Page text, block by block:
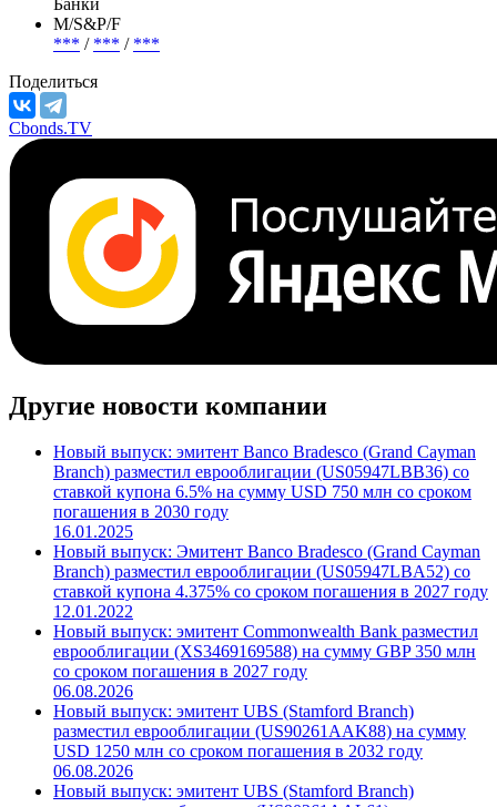
М/S&P/F
*** / *** / ***
Поделиться
Cbonds.TV
Другие новости компании
Новый выпуск: эмитент Banco Bradesco (Grand Cayman
Branch) разместил еврооблигации (US05947LBB36) со
ставкой купона 6.5% на сумму USD 750 млн со сроком
погашения в 2030 году
16.01.2025
Новый выпуск: Эмитент Banco Bradesco (Grand Cayman
Branch) разместил еврооблигации (US05947LBA52) со
ставкой купона 4.375% со сроком погашения в 2027 году
12.01.2022
Новый выпуск: эмитент Commonwealth Bank разместил
еврооблигации (XS3469169588) на сумму GBP 350 млн
со сроком погашения в 2027 году
06.08.2026
Новый выпуск: эмитент UBS (Stamford Branch)
разместил еврооблигации (US90261AAK88) на сумму
USD 1250 млн со сроком погашения в 2032 году
06.08.2026
Новый выпуск: эмитент UBS (Stamford Branch)